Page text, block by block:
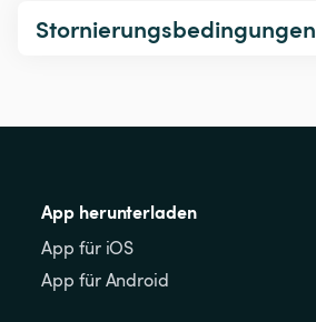
Stornierungsbedingungen
App herunterladen
App für iOS
App für Android